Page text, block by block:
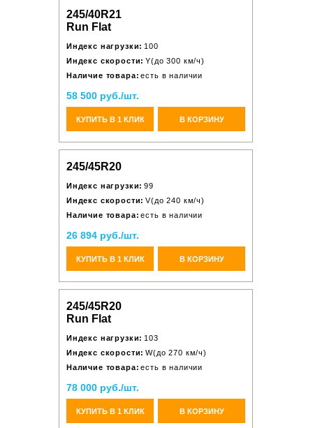
245/40R21
Run Flat
Индекс нагрузки: 100
Индекс скорости: Y(до 300 км/ч)
Наличие товара: есть в наличии
58 500 руб./шт.
КУПИТЬ В 1 КЛИК В КОРЗИНУ
245/45R20
Индекс нагрузки: 99
Индекс скорости: V(до 240 км/ч)
Наличие товара: есть в наличии
26 894 руб./шт.
КУПИТЬ В 1 КЛИК В КОРЗИНУ
245/45R20
Run Flat
Индекс нагрузки: 103
Индекс скорости: W(до 270 км/ч)
Наличие товара: есть в наличии
78 000 руб./шт.
КУПИТЬ В 1 КЛИК В КОРЗИНУ